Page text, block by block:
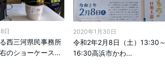
日
西三河県民事務所
のショーケース...
2020年1月30日
令和2年2月8日（土）13:30～
16:30高浜市かわ...